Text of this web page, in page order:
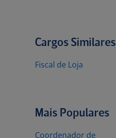
Cargos Similares
Fiscal de Loja
Mais Populares
Coordenador de